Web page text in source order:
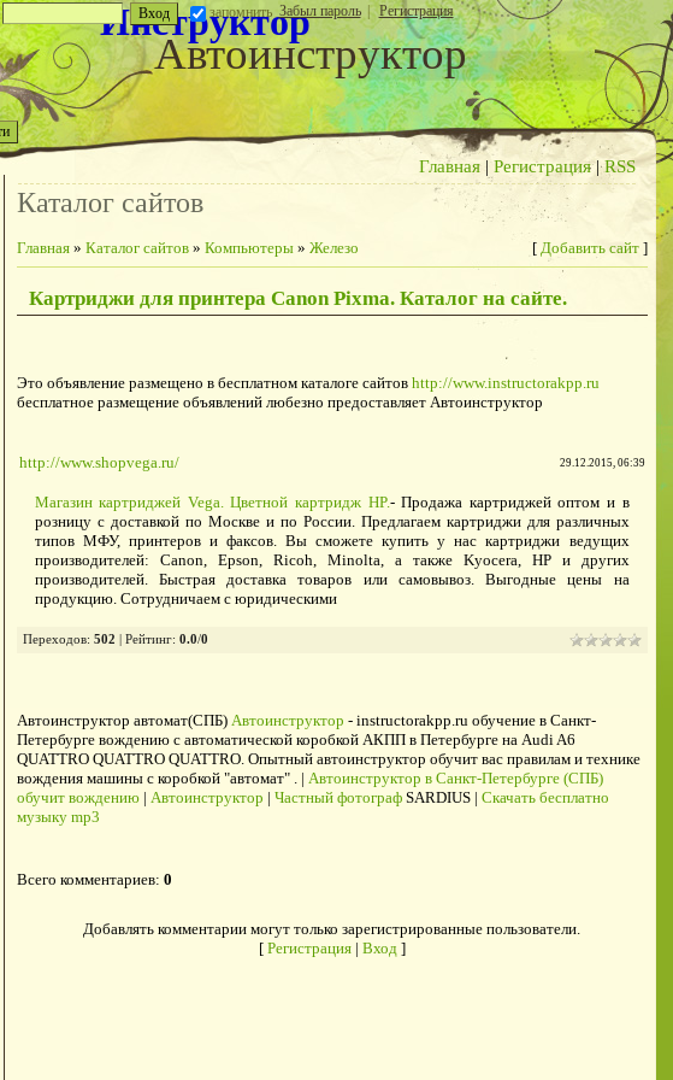
запомнить Забыл пароль | Регистрация
Автоинструктор
Инструктор
Главная| Регистрация|RSS
Каталог сайтов
Главная» Каталог сайтов» Компьютеры» Железо [ Добавить сайт]
Картриджи для принтера Canon Pixma. Каталог на сайте.
Это объявление размещено в бесплатном каталоге сайтов http://www.instructorakpp.ru
бесплатное размещение объявлений любезно предоставляет Автоинструктор
http://www.shopvega.ru/ 29.12.2015, 06:39
Магазин картриджей Vega. Цветной картридж HP.- Продажа картриджей оптом и в
розницу с доставкой по Москве и по России. Предлагаем картриджи для различных
типов МФУ, принтеров и факсов. Вы сможете купить у нас картриджи ведущих
производителей: Canon, Epson, Ricoh, Minolta, а также Kyocera, HP и других
производителей. Быстрая доставка товаров или самовывоз. Выгодные цены на
продукцию. Сотрудничаем с юридическими
Переходов: 502 Рейтинг: 0.0/0
Автоинструктор автомат(СПБ) Автоинструктор - instructorakpp.ru обучение в Санкт-
Петербурге вождению с автоматической коробкой АКПП в Петербурге на Audi A6
QUATTRO QUATTRO QUATTRO. Опытный автоинструктор обучит вас правилам и технике
вождения машины с коробкой "автомат" . | Автоинструктор в Санкт-Петербурге (СПБ)
обучит вождению| Автоинструктор | Частный фотографSARDIUS | Скачать бесплатно
музыку mp3
Всего комментариев: 0
Добавлять комментарии могут только зарегистрированные пользователи.
[ Регистрация| Вход]